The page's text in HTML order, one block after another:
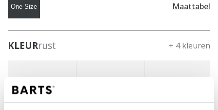
One Size Maattabel
KLEURrust + 4 kleuren